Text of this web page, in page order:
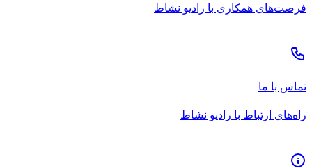
فرصت‌های همکاری با رادیو نشاط
تماس با ما
راه‌های ارتباط با رادیو نشاط